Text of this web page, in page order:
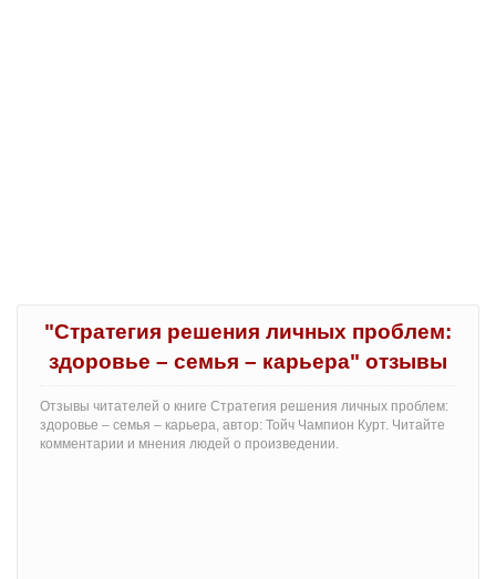
"Стратегия решения личных проблем:
здоровье – семья – карьера" отзывы
Отзывы читателей о книге Стратегия решения личных проблем:
здоровье – семья – карьера, автор: Тойч Чампион Курт. Читайте
комментарии и мнения людей о произведении.